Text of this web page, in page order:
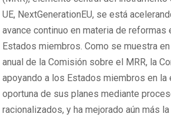
UE, NextGenerationEU, se está
avance continuo en materia de
Estados miembros. Como se muestra
anual de la Comisión sobre el MRR, la
apoyando a los Estados miembros en la
oportuna de sus planes mediante
racionalizados, y ha mejorado aún más